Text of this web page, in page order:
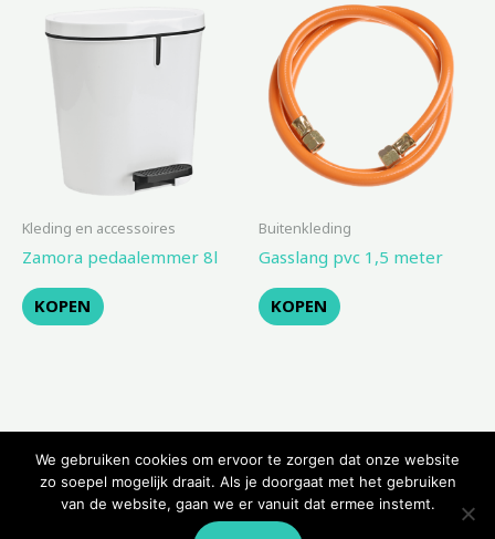
Kleding en accessoires
Zamora pedaalemmer 8l
KOPEN
Buitenkleding
Gasslang pvc 1,5 meter
KOPEN
Copyright © 2026 Kampeerwinkeltje
We gebruiken cookies om ervoor te zorgen dat onze website
zo soepel mogelijk draait. Als je doorgaat met het gebruiken
van de website, gaan we er vanuit dat ermee instemt.